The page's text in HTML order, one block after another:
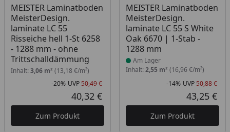
MEISTER Laminatboden
MeisterDesign.
laminate LC 55
Risseiche hell 1-St 6258
- 1288 mm - ohne
Trittschalldämmung
Inhalt: 3,06 m² (13,18 €/m²)
Rabatt in Prozent
-20%
Ursprünglicher Preis
UVP50,49 €
Aktueller Preis
40,32 €
Zum Produkt
MEISTER Laminatboden
MeisterDesign.
laminate LC 55 S White
Oak 6670 | 1-Stab -
1288 mm
Produkt am Lager
Am Lager
Inhalt: 2,55 m² (16,96 €/m²)
-14% UVP50,88 €
43,25 €
Zum Produkt